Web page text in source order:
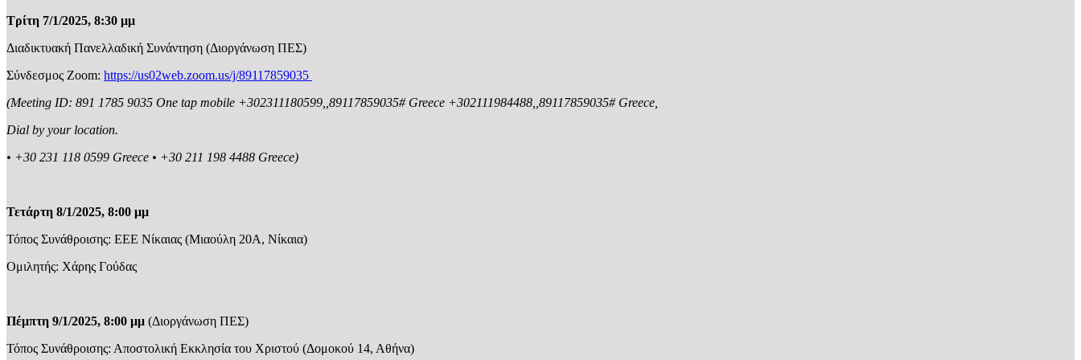
Τρίτη 7/1/2025, 8:30 μμ
Διαδικτυακή Πανελλαδική Συνάντηση (Διοργάνωση ΠΕΣ)
Σύνδεσμος Zoom: https://us02web.zoom.us/j/89117859035
(Meeting ID: 891 1785 9035 One tap mobile +302311180599,,89117859035# Greece +302111984488,,89117859035# Greece,
Dial by your location.
• +30 231 118 0599 Greece • +30 211 198 4488 Greece)
Τετάρτη 8/1/2025, 8:00 μμ
Τόπος Συνάθροισης: ΕΕΕ Νίκαιας (Μιαούλη 20Α, Νίκαια)
Ομιλητής: Χάρης Γούδας
Πέμπτη 9/1/2025, 8:00 μμ (Διοργάνωση ΠΕΣ)
Τόπος Συνάθροισης: Αποστολική Εκκλησία του Χριστού (Δομοκού 14, Αθήνα)